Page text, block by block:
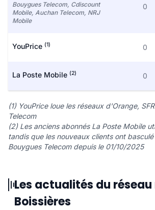
Bouygues Telecom, Cdiscount
Mobile, Auchan Telecom, NRJ
Mobile
0
YouPrice (1) 0
La Poste Mobile (2) 0
(1) YouPrice loue les réseaux d'Orange,
Telecom
(2) Les anciens abonnés La Poste Mobile
tandis que les nouveaux clients ont basculé
Bouygues Telecom depuis le 01/10/2025
Les actualités du
Boissières